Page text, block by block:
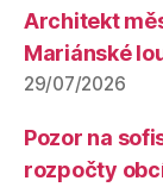
Architekt
Mariánské
29/07/2026
Pozor na
rozpočty